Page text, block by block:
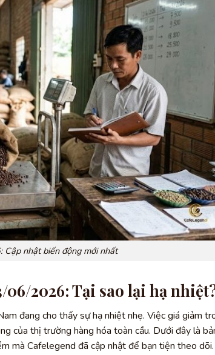
nhật biến động mới nhất
2026: Tại sao lại hạ
đang cho thấy sự hạ nhiệt nhẹ. Việc giá giảm
của thị trường hàng hóa toàn cầu. Dưới đây là
mà Cafelegend đã cập nhật để bạn tiện theo dõi.